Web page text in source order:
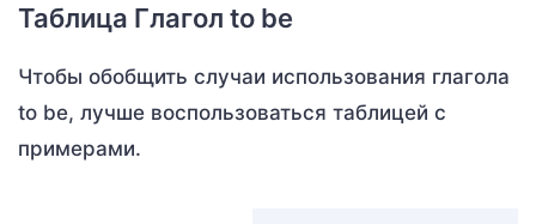
Таблица Глагол to be
Чтобы обобщить случаи использования глагола
to be, лучше воспользоваться таблицей с
примерами.